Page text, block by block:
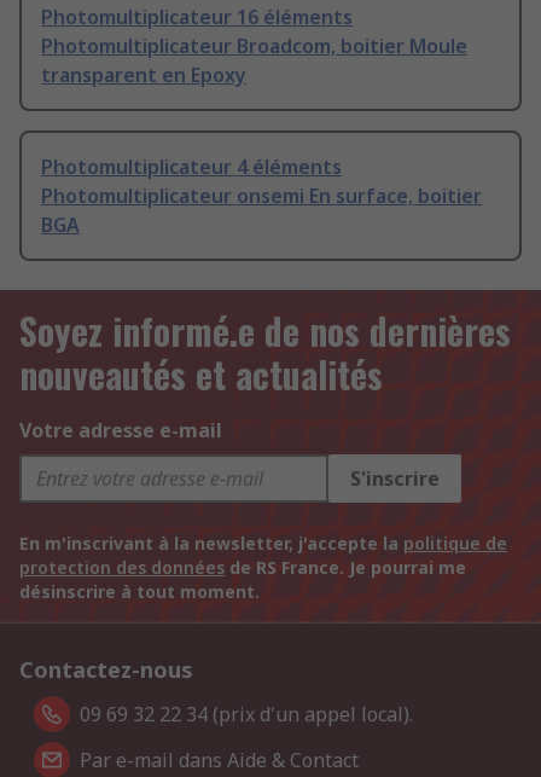
Photomultiplicateur 16 éléments
Photomultiplicateur Broadcom, boitier Moule
transparent en Epoxy
Photomultiplicateur 4 éléments
Photomultiplicateur onsemi En surface, boitier
BGA
Soyez informé.e de nos dernières
nouveautés et actualités
Votre adresse e-mail
S'inscrire
En m'inscrivant à la newsletter, j'accepte la politique de
protection des données de RS France. Je pourrai me
désinscrire à tout moment.
Contactez-nous
09 69 32 22 34 (prix d'un appel local).
Par e-mail dans Aide & Contact